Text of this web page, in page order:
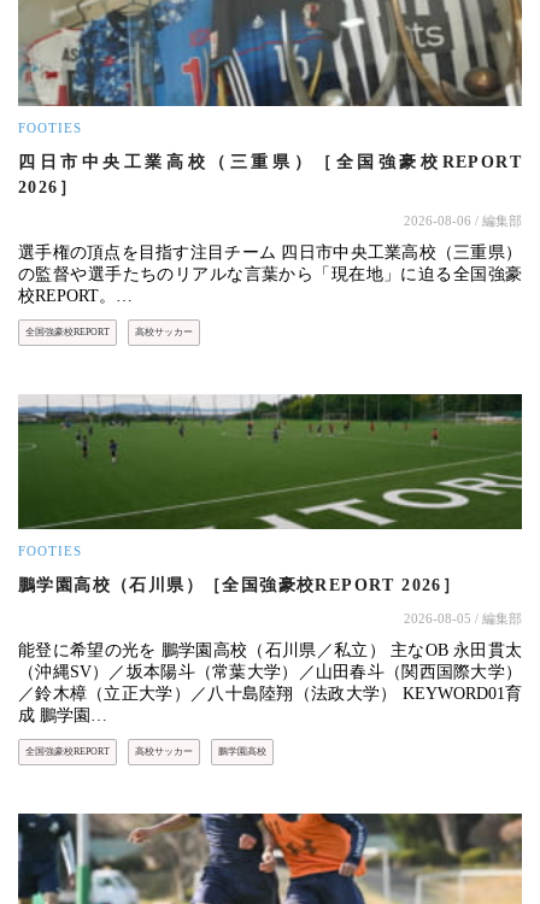
FOOTIES
四日市中央工業高校（三重県）［全国強豪校REPORT
2026］
2026-08-06 / 編集部
選手権の頂点を目指す注目チーム 四日市中央工業高校（三重県）
の監督や選手たちのリアルな言葉から「現在地」に迫る全国強豪
校REPORT。…
全国強豪校REPORT 高校サッカー
FOOTIES
鵬学園高校（石川県）［全国強豪校REPORT 2026］
2026-08-05 / 編集部
能登に希望の光を 鵬学園高校（石川県／私立） 主なOB 永田貫太
（沖縄SV）／坂本陽斗（常葉大学）／山田春斗（関西国際大学）
／鈴木樟（立正大学）／八十島陸翔（法政大学） KEYWORD01育
成 鵬学園…
全国強豪校REPORT 高校サッカー 鵬学園高校